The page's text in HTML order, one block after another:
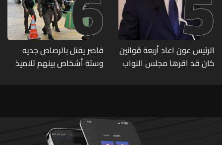
الرئيس عون اعاد أربعة قوانين
كان قد اقرها مجلس النواب
قاصر يقتل بالرصاص جديه
وستة أشخاص بينهم تلاميذ